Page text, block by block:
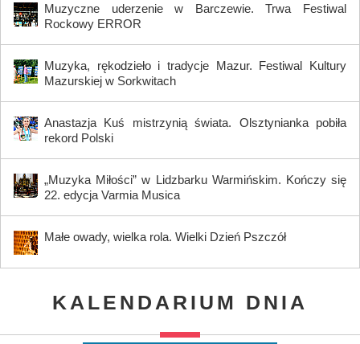
Muzyczne uderzenie w Barczewie. Trwa Festiwal
Rockowy ERROR
Muzyka, rękodzieło i tradycje Mazur. Festiwal Kultury
Mazurskiej w Sorkwitach
Anastazja Kuś mistrzynią świata. Olsztynianka pobiła
rekord Polski
„Muzyka Miłości” w Lidzbarku Warmińskim. Kończy się
22. edycja Varmia Musica
Małe owady, wielka rola. Wielki Dzień Pszczół
KALENDARIUM DNIA